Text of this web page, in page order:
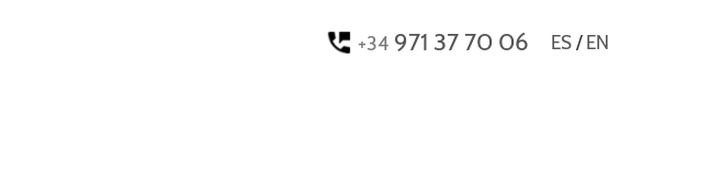
+34971 37 70 06 ES / EN